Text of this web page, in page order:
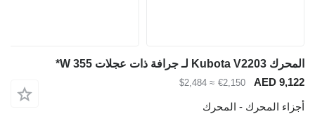
المحرك Kubota V2203 لـ جرافة ذات عجلات W 355*
AED 9,122
€2,150
≈ $2,484
أجزاء المحرك - المحرك